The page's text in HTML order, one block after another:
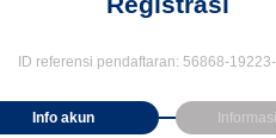
ID referensi pendaftaran: 56868-
Info akun